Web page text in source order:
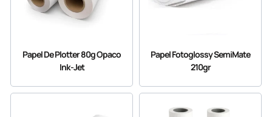
Papel De Plotter 80g Opaco
Ink-Jet
Papel Fotoglossy SemiMate
210gr